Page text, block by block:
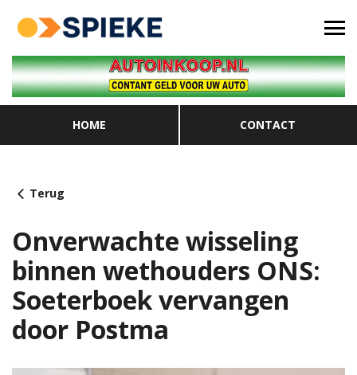
HOME CONTACT
Terug
Onverwachte wisseling
binnen wethouders ONS:
Soeterboek vervangen
door Postma